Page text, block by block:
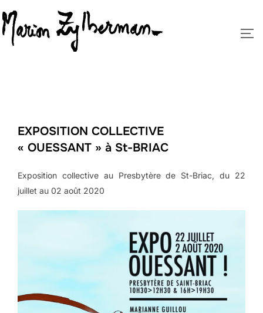
Aller
au
contenu
EXPOSITION COLLECTIVE
« OUESSANT » à St-BRIAC
Exposition collective au Presbytère de St-Briac, du 22
juillet au 02 août 2020